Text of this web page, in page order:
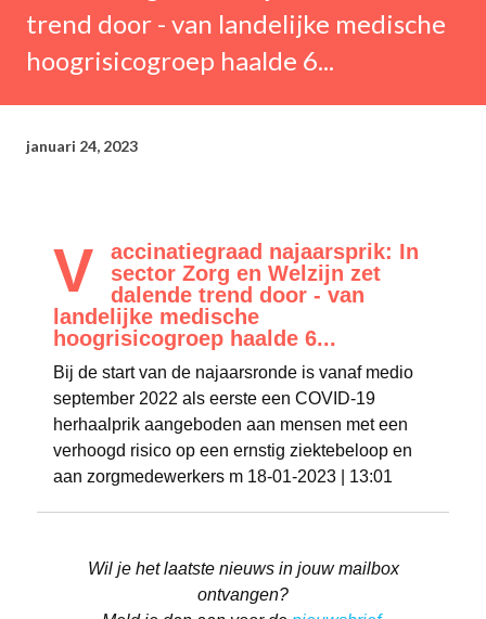
trend door - van landelijke medische
hoogrisicogroep haalde 6...
januari 24, 2023
V
accinatiegraad najaarsprik: In
sector Zorg en Welzijn zet
dalende trend door - van
landelijke medische
hoogrisicogroep haalde 6...
Bij de start van de najaarsronde is vanaf medio
september 2022 als eerste een COVID-19
herhaalprik aangeboden aan mensen met een
verhoogd risico op een ernstig ziektebeloop en
aan zorgmedewerkers m 18-01-2023 | 13:01
Wil je het laatste nieuws in jouw mailbox
ontvangen?